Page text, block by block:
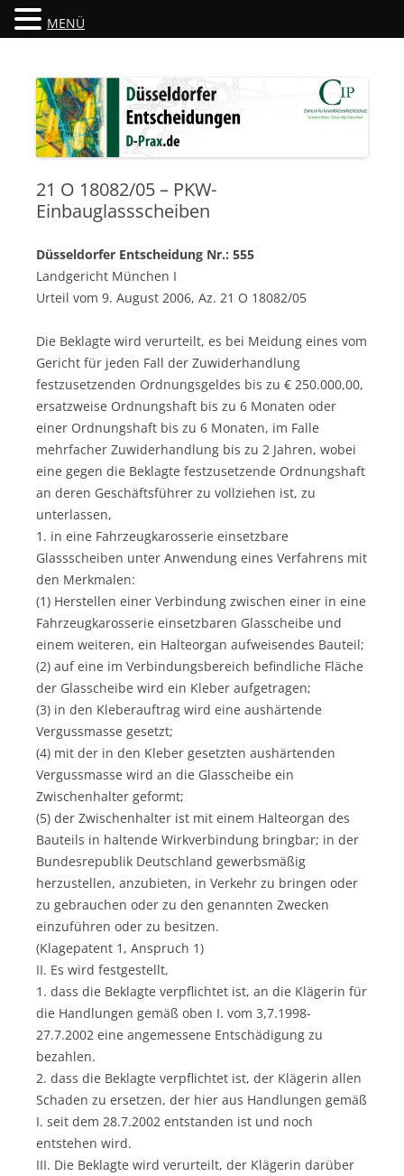
Düsseldorfer Entscheidungen
21 O 18082/05 – PKW-
Einbauglassscheiben
Düsseldorfer Entscheidung Nr.: 555
Landgericht München I
Urteil vom 9. August 2006, Az. 21 O 18082/05
Die Beklagte wird verurteilt, es bei Meidung eines vom
Gericht für jeden Fall der Zuwiderhandlung
festzusetzenden Ordnungsgeldes bis zu € 250.000,00,
ersatzweise Ordnungshaft bis zu 6 Monaten oder
einer Ordnungshaft bis zu 6 Monaten, im Falle
mehrfacher Zuwiderhandlung bis zu 2 Jahren, wobei
eine gegen die Beklagte festzusetzende Ordnungshaft
an deren Geschäftsführer zu vollziehen ist, zu
unterlassen,
1. in eine Fahrzeugkarosserie einsetzbare
Glassscheiben unter Anwendung eines Verfahrens mit
den Merkmalen:
(1) Herstellen einer Verbindung zwischen einer in eine
Fahrzeugkarosserie einsetzbaren Glasscheibe und
einem weiteren, ein Halteorgan aufweisendes Bauteil;
(2) auf eine im Verbindungsbereich befindliche Fläche
der Glasscheibe wird ein Kleber aufgetragen;
(3) in den Kleberauftrag wird eine aushärtende
Vergussmasse gesetzt;
(4) mit der in den Kleber gesetzten aushärtenden
Vergussmasse wird an die Glasscheibe ein
Zwischenhalter geformt;
(5) der Zwischenhalter ist mit einem Halteorgan des
Bauteils in haltende Wirkverbindung bringbar; in der
Bundesrepublik Deutschland gewerbsmäßig
herzustellen, anzubieten, in Verkehr zu bringen oder
zu gebrauchen oder zu den genannten Zwecken
einzuführen oder zu besitzen.
(Klagepatent 1, Anspruch 1)
II. Es wird festgestellt,
1. dass die Beklagte verpflichtet ist, an die Klägerin für
die Handlungen gemäß oben I. vom 3,7.1998-
27.7.2002 eine angemessene Entschädigung zu
bezahlen.
2. dass die Beklagte verpflichtet ist, der Klägerin allen
Schaden zu ersetzen, der hier aus Handlungen gemäß
I. seit dem 28.7.2002 entstanden ist und noch
entstehen wird.
III. Die Beklagte wird verurteilt, der Klägerin darüber
MENÜ